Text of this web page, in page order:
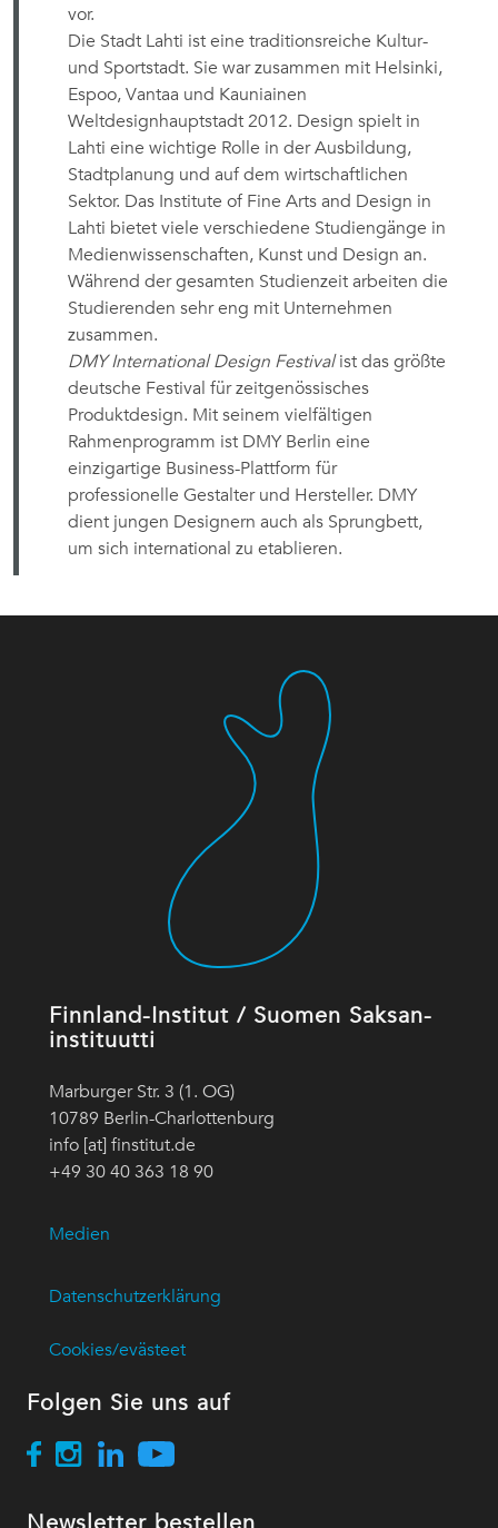
vor.
Die Stadt Lahti ist eine traditionsreiche Kultur-
und Sportstadt. Sie war zusammen mit Helsinki,
Espoo, Vantaa und Kauniainen
Weltdesignhauptstadt 2012. Design spielt in
Lahti eine wichtige Rolle in der Ausbildung,
Stadtplanung und auf dem wirtschaftlichen
Sektor. Das Institute of Fine Arts and Design in
Lahti bietet viele verschiedene Studiengänge in
Medienwissenschaften, Kunst und Design an.
Während der gesamten Studienzeit arbeiten die
Studierenden sehr eng mit Unternehmen
zusammen.
DMY International Design Festivalist das größte
deutsche Festival für zeitgenössisches
Produktdesign. Mit seinem vielfältigen
Rahmenprogramm ist DMY Berlin eine
einzigartige Business-Plattform für
professionelle Gestalter und Hersteller. DMY
dient jungen Designern auch als Sprungbett,
um sich international zu etablieren.
Finnland-Institut / Suomen Saksan-
instituutti
Marburger Str. 3 (1. OG)
10789 Berlin-Charlottenburg
info [at] finstitut.de
+49 30 40 363 18 90
Medien
Datenschutzerklärung
Cookies/evästeet
Folgen Sie uns auf